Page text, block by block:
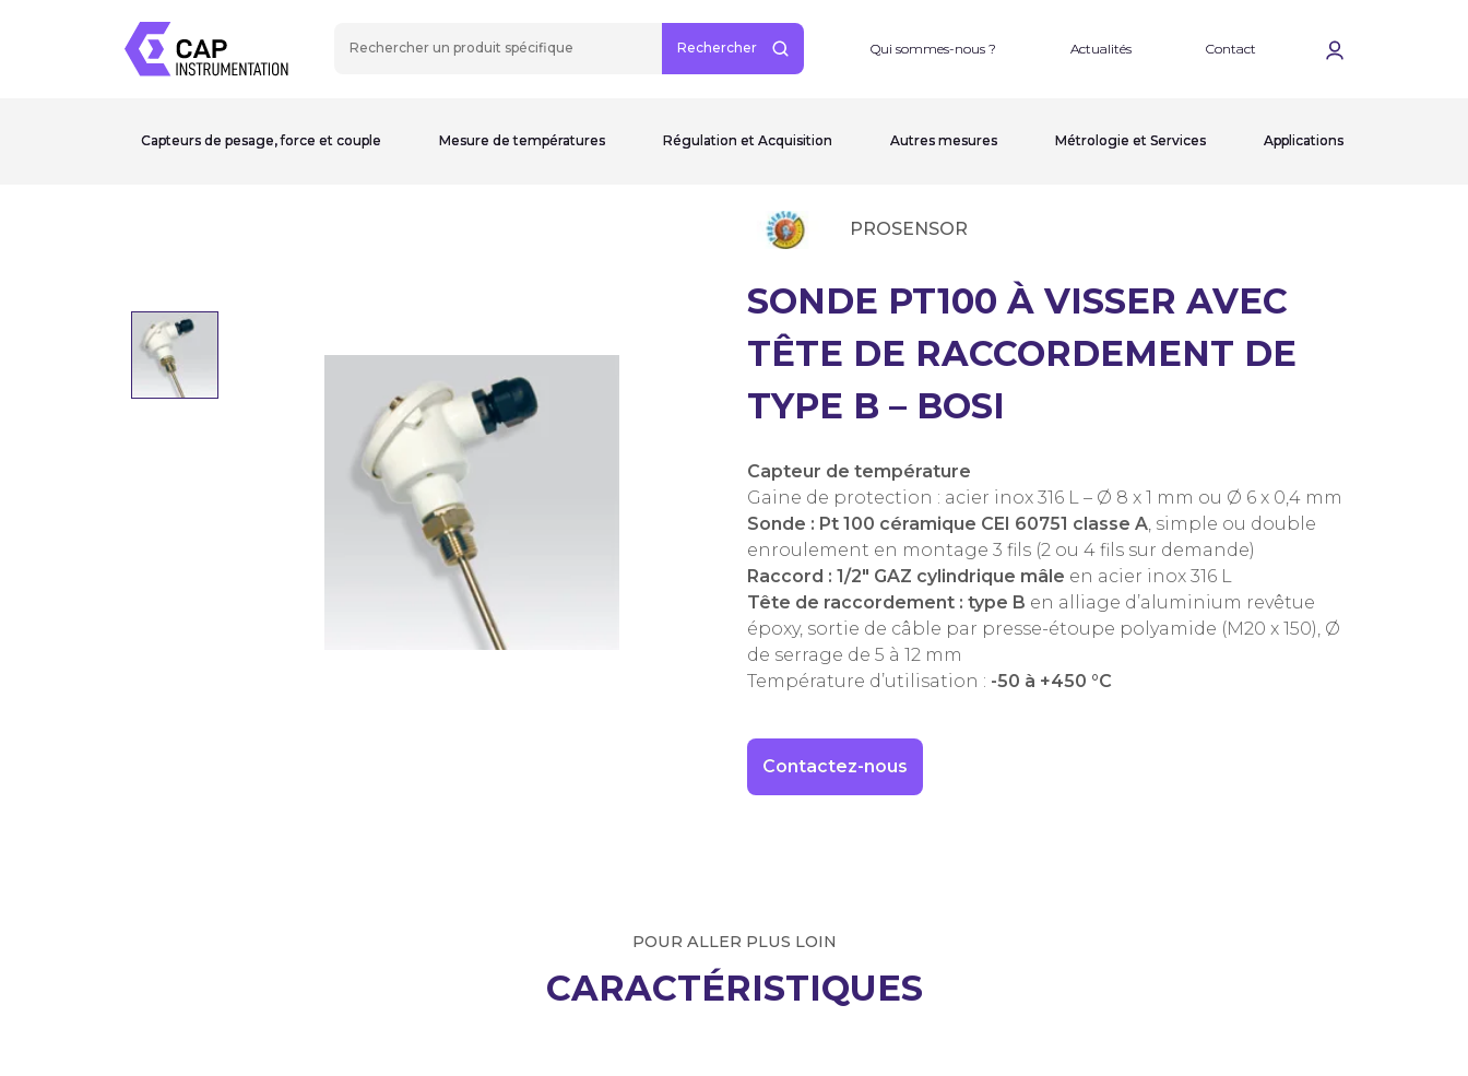
Rechercher Qui sommes-nous ? Actualités Contact
Capteurs de pesage, force et couple Mesure de températures Régulation et Acquisition Autres mesures Métrologie et Services Applications
PROSENSOR
SONDE PT100 À VISSER AVEC
TÊTE DE RACCORDEMENT DE
TYPE B – BOSI
Capteur de température
Gaine de protection : acier inox 316 L – Ø 8 x 1 mm ou Ø 6 x 0,4 mm
Sonde : Pt 100 céramique CEI 60751 classe A , simple ou double
enroulement en montage 3 fils (2 ou 4 fils sur demande)
Raccord : 1/2″ GAZ cylindrique mâle en acier inox 316 L
Tête de raccordement : type B en alliage d’aluminium revêtue
époxy, sortie de câble par presse-étoupe polyamide (M20 x 150), Ø
de serrage de 5 à 12 mm
Température d’utilisation : -50 à +450 °C
Contactez-nous
POUR ALLER PLUS LOIN
CARACTÉRISTIQUES